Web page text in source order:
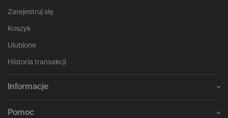
Zarejestruj się
Koszyk
Ulubione
Historia transakcji
Informacje
Pomoc